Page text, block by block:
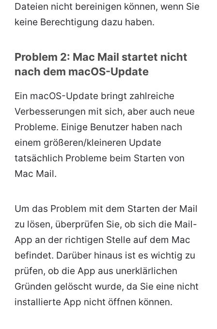
Dateien nicht bereinigen können, wenn Sie
keine Berechtigung dazu haben.
Problem 2: Mac Mail startet nicht
nach dem macOS-Update
Ein macOS-Update bringt zahlreiche
Verbesserungen mit sich, aber auch neue
Probleme. Einige Benutzer haben nach
einem größeren/kleineren Update
tatsächlich Probleme beim Starten von
Mac Mail.
Um das Problem mit dem Starten der Mail
zu lösen, überprüfen Sie, ob sich die Mail-
App an der richtigen Stelle auf dem Mac
befindet. Darüber hinaus ist es wichtig zu
prüfen, ob die App aus unerklärlichen
Gründen gelöscht wurde, da Sie eine nicht
installierte App nicht öffnen können.